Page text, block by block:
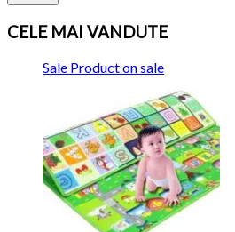
CELE MAI VANDUTE
Sale Product on sale